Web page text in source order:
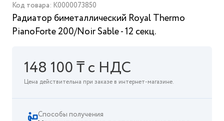
Код товара: K0000073850
Радиатор биметаллический Royal Thermo
PianoForte 200/Noir Sable - 12 секц.
148 100 ₸ с НДС
Цена действительна при заказе в интернет-магазине.
Способы получения